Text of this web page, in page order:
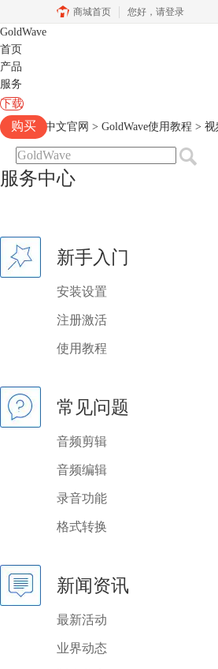
商城首页 您好， 请登录
GoldWave
首页
产品
服务
下载
购买
Goldwave中文官网 > GoldWave使用教程 > 视
服务中心
新手入门
安装设置
注册激活
使用教程
常见问题
音频剪辑
音频编辑
录音功能
格式转换
新闻资讯
最新活动
业界动态